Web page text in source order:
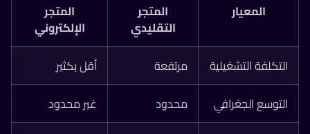
المعيار
المتجر
التقليدي
المتجر
الإلكتروني
التكلفة التشغيلية
مرتفعة
أقل بكثير
التوسع الجغرافي
محدود
غير محدود